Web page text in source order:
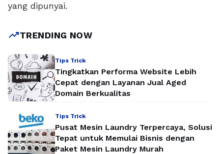
yang dipunyai.
trending_upTRENDING NOW
Tips Trick
Tingkatkan Performa Website Lebih
Cepat dengan Layanan Jual Aged
Domain Berkualitas
Tips Trick
Pusat Mesin Laundry Terpercaya, Solusi
Tepat untuk Memulai Bisnis dengan
Paket Mesin Laundry Murah